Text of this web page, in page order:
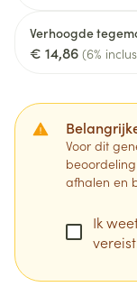
Verhoogde
€ 14,86 (6%
Voor dit
afhalen en
Ik